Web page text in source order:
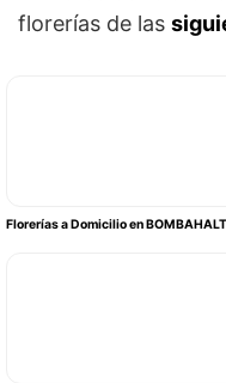
florerías de las
Florerías a Domicilio en